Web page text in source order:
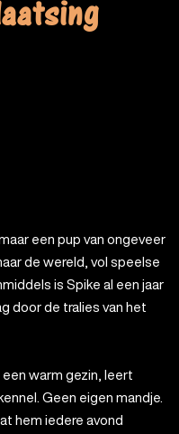
een pup van ongeveer
de wereld, vol speelse
is Spike al een jaar
door de tralies van het
warm gezin, leert
Geen eigen mandje.
hem iedere avond